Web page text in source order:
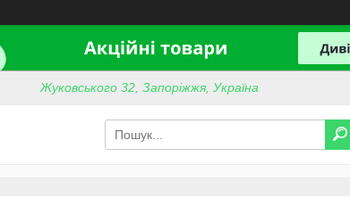
Жуковського 32, Запоріжжя, Україна